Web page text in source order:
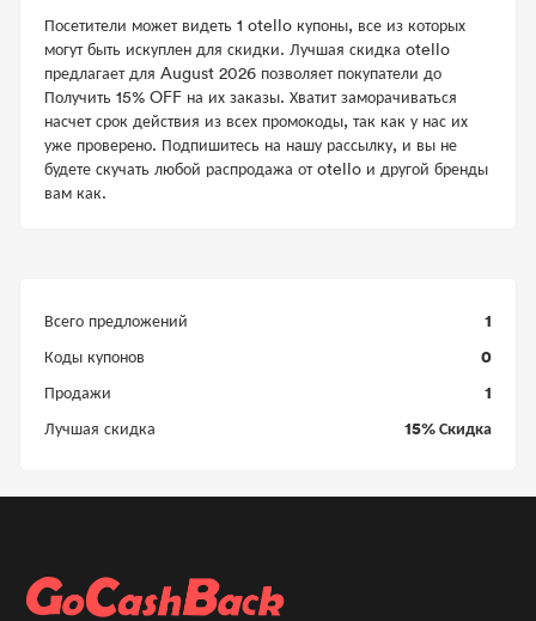
Посетители может видеть 1 otello купоны, все из которых
могут быть искуплен для скидки. Лучшая скидка otello
предлагает для August 2026 позволяет покупатели до
Получить 15% OFF на их заказы. Хватит заморачиваться
насчет срок действия из всех промокоды, так как у нас их
уже проверено. Подпишитесь на нашу рассылку, и вы не
будете скучать любой распродажа от otello и другой бренды
вам как.
Всего предложений 1
Коды купонов 0
Продажи 1
Лучшая скидка 15% Скидка